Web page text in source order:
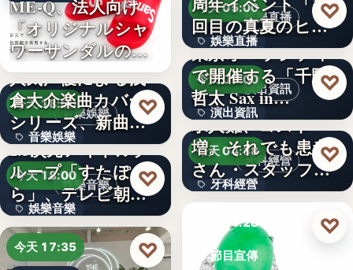
ME-Q、法人向け
「オリジナルシャ
ワーサンダルの
OEM制…
音樂娛樂
今天 18:00
音樂娛樂
1位
人気声優による浅
倉大介楽曲カバー
シリーズ、新曲が
配信チャ…
♡
娛樂音樂
今天 18:00
娛樂音樂
4
2.5次元アイドルグ
ループ「すたぽ
ら」、テレビ朝日
系全国…
♡
今天 17:35 ♡
娛樂直播
今天 05:00
娛樂直播
11
回目の真夏のヒロ
イ…
♡
演出資訊
今天 05:00
演出資訊
3
東京オペラシティ
で開催する「千野
哲太 Sax in…
♡
牙科經營
今天 04:38
牙科經營
求人難、コスト
増。それでも患者
さん・スタッフ・
院長を豊か…
♡
今天 04:28
節目宣傳
♡